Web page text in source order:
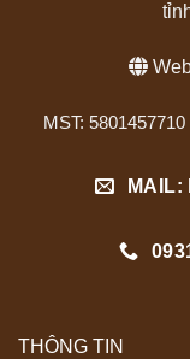
MST:
THÔNG TIN